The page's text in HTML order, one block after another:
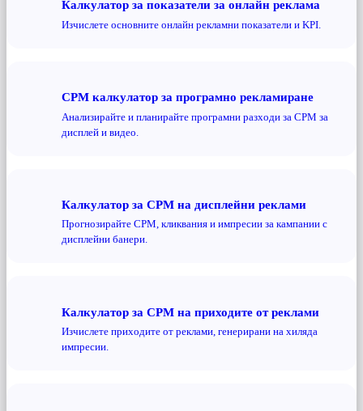
Калкулатор за показатели за онлайн реклама
Изчислете основните онлайн рекламни показатели и KPI.
CPM калкулатор за програмно рекламиране
Анализирайте и планирайте програмни разходи за CPM за
дисплей и видео.
Калкулатор за CPM на дисплейни реклами
Прогнозирайте CPM, кликвания и импресии за кампании с
дисплейни банери.
Калкулатор за CPM на приходите от реклами
Изчислете приходите от реклами, генерирани на хиляда
импресии.